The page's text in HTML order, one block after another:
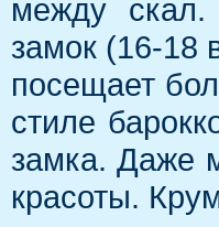
между
замок (16-18
посещает
стиле
замка. Даже
красоты.